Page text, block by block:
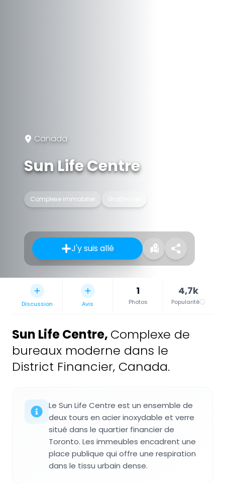
Canada
Sun Life Centre
Complexe immobilier Gratte-ciel
J'y suis allé
Discussion Avis
1
Photos
4,7k
Popularité
Sun Life Centre, Complexe de
bureaux moderne dans le
District Financier, Canada.
Le Sun Life Centre est un ensemble de
deux tours en acier inoxydable et verre
situé dans le quartier financier de
Toronto. Les immeubles encadrent une
place publique qui offre une respiration
dans le tissu urbain dense.